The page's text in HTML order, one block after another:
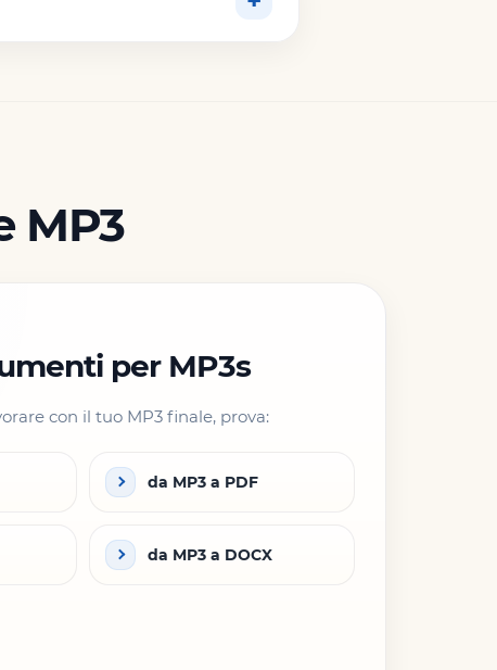
MP3
per MP3s
con il tuo MP3 finale, prova:
da MP3 a PDF
da MP3 a DOCX